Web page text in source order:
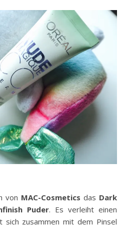
von MAC-Cosmetics das Dark
Puder. Es verleiht einen
sich zusammen mit dem Pinsel